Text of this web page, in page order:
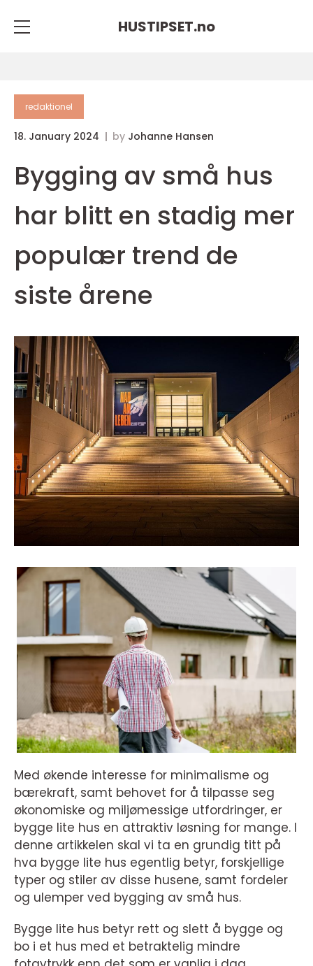
HUSTIPSET.no
redaktionel
18. January 2024 by Johanne Hansen
Bygging av små hus
har blitt en stadig mer
populær trend de
siste årene
Med økende interesse for minimalisme og
bærekraft, samt behovet for å tilpasse seg
økonomiske og miljømessige utfordringer, er
bygge lite hus en attraktiv løsning for mange. I
denne artikkelen skal vi ta en grundig titt på
hva bygge lite hus egentlig betyr, forskjellige
typer og stiler av disse husene, samt fordeler
og ulemper ved bygging av små hus.
Bygge lite hus betyr rett og slett å bygge og
bo i et hus med et betraktelig mindre